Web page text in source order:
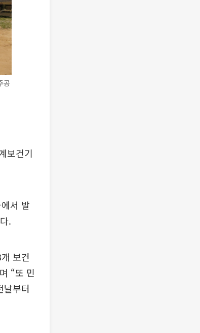
공
보건기
서 발
.
보건
“또 민
날부터